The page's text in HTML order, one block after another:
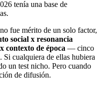
tenía una base de
fue mérito de un solo factor,
social x resonancia
contexto de época — cinco
cualquiera de ellas hubiera
un test nicho. Pero cuando
de difusión.